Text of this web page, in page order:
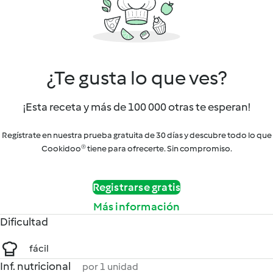
¿Te gusta lo que ves?
¡Esta receta y más de 100 000 otras te esperan!
Regístrate en nuestra prueba gratuita de 30 días y descubre todo lo que
Cookidoo® tiene para ofrecerte. Sin compromiso.
Registrarse gratis
Más información
Dificultad
fácil
Inf. nutricional por 1 unidad